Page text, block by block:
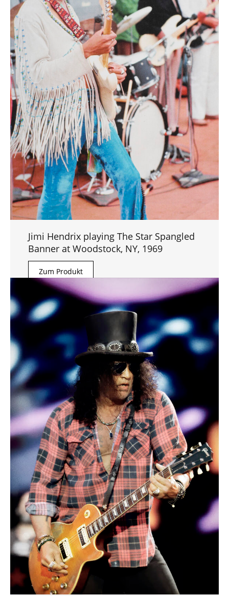
Jimi Hendrix playing The Star Spangled
Banner at Woodstock, NY, 1969
Zum Produkt